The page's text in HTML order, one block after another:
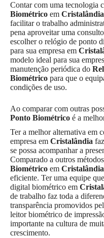
Contar com uma tecnologia
Biométrico em Cristalândia
facilitar o trabalho
pena aproveitar uma
escolher o relógio de ponto
para sua empresa em
modelo ideal para sua
manutenção periódica do
Biométrico para que o
condições de uso.
Ao comparar com outras
Ponto Biométrico é a
Ter a melhor alternativa em
empresa em Cristalândia
se possa acompanhar a
Comparado a outros
Biométrico em Cristalândia
eficiente. Ter uma equipe
digital biométrico em
de trabalho faz toda a
transparência promovidos
leitor biométrico de
importante na cultura de
crescimento.